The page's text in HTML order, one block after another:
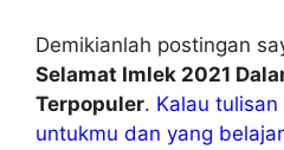
Demikianlah postingan
Selamat Imlek 2021
Terpopuler. Kalau
untukmu dan yang